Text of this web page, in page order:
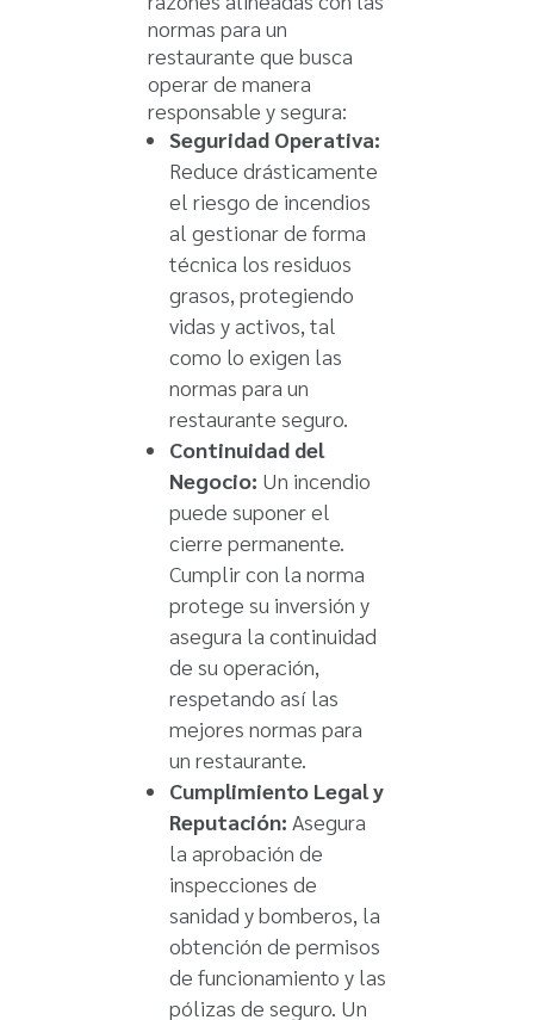
normas para un
restaurante que busca
operar de manera
responsable y segura:
Seguridad Operativa:
Reduce drásticamente
el riesgo de incendios
al gestionar de forma
técnica los residuos
grasos, protegiendo
vidas y activos, tal
como lo exigen las
normas para un
restaurante seguro.
Continuidad del
Negocio: Un incendio
puede suponer el
cierre permanente.
Cumplir con la norma
protege su inversión y
asegura la continuidad
de su operación,
respetando así las
mejores normas para
un restaurante.
Cumplimiento Legal y
Reputación: Asegura
la aprobación de
inspecciones de
sanidad y bomberos, la
obtención de permisos
de funcionamiento y las
pólizas de seguro. Un